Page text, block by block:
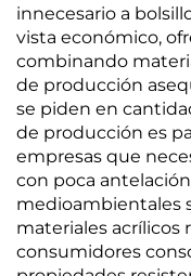
innecesario a
vista económico,
combinando
de producción
se piden en
de producción es
empresas que
con poca
medioambientales
materiales acrílicos
consumidores